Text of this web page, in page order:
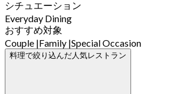
シチュエーション
Everyday Dining
おすすめ対象
Couple |Family |Special Occasion
料理で絞り込んだ人気レストラン